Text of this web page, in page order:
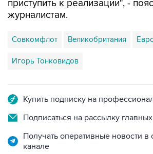
Совкомфлот
Игорь Тонковидов
Подписаться на рассылку главных
Получать оперативные новости